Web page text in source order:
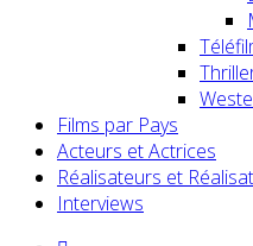
Films par Pays
Acteurs et Actrices
Réalisateurs et
Interviews